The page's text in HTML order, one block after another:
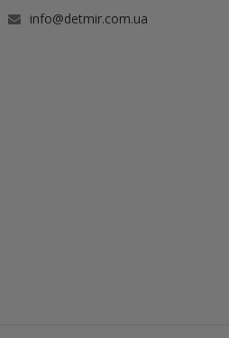
info@detmir.com.ua